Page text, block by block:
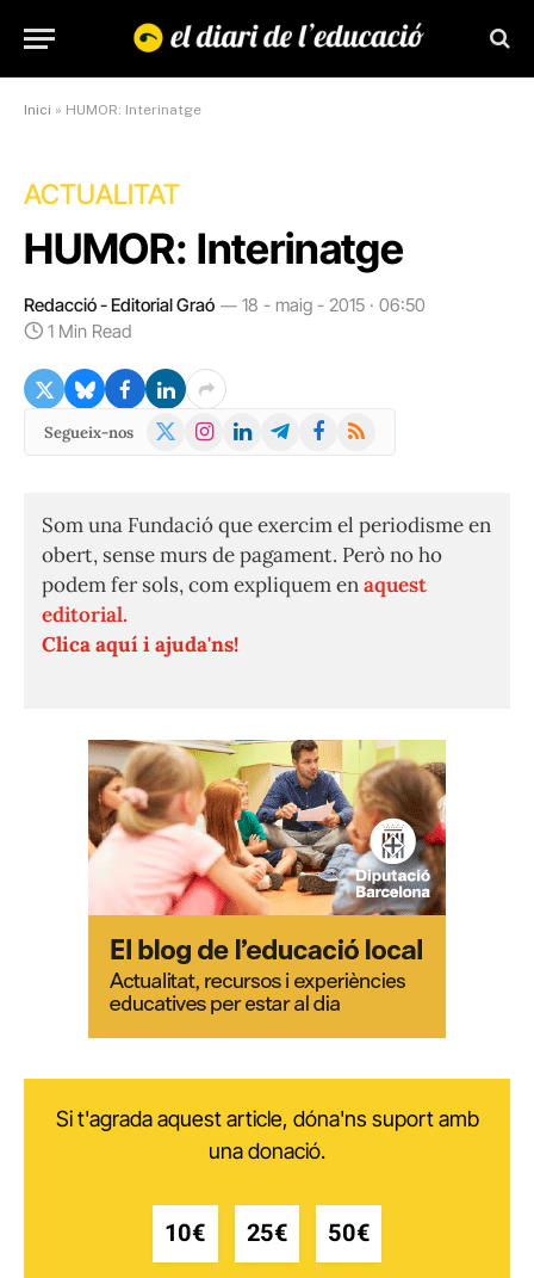
Inici » HUMOR: Interinatge
ACTUALITAT
HUMOR: Interinatge
Redacció - Editorial Graó
18 - maig - 2015 · 06:50
1 Min Read
Segueix-nos
X
Instagram
LinkedInTelegramFacebook
RSS
Som una Fundació que exercim el periodisme en
obert, sense murs de pagament. Però no ho
podem fer sols, com expliquem enaquest
editorial.
Clica aquí i ajuda'ns!
Si t'agrada aquest article, dóna'ns suport amb
una donació.
10€ 25€ 50€